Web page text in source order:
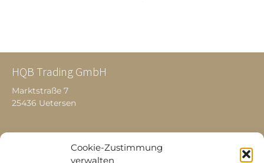
Cookie-Zustimmung
verwalten
HQB Trading GmbH
Marktstraße 7
25436 Uetersen